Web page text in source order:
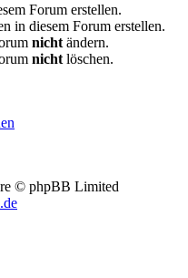
Forum erstellen.
in diesem Forum erstellen.
nicht ändern.
nicht löschen.
© phpBB Limited